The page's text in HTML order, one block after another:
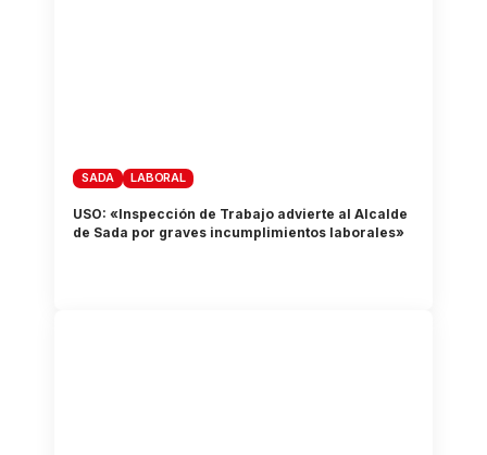
SADA LABORAL
USO: «Inspección de Trabajo advierte al Alcalde
de Sada por graves incumplimientos laborales»